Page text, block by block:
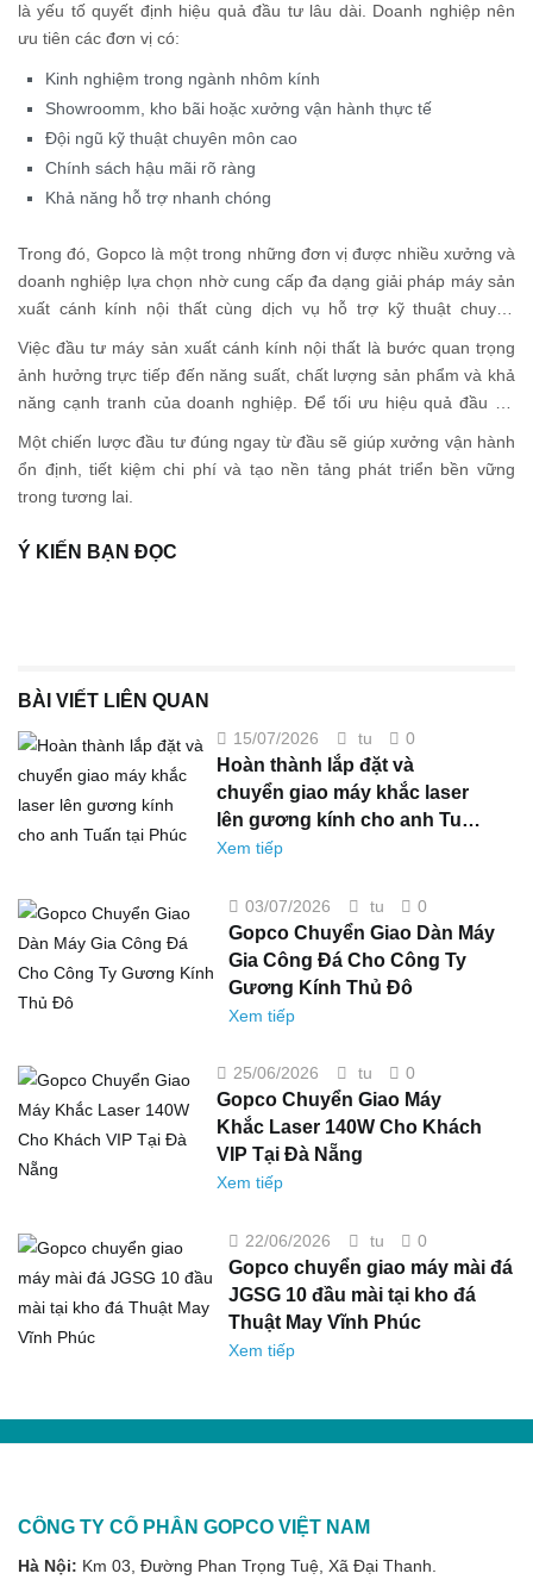
là yếu tố quyết định hiệu quả đầu tư lâu dài. Doanh nghiệp nên
ưu tiên các đơn vị có:
Kinh nghiệm trong ngành nhôm kính
Showroomm, kho bãi hoặc xưởng vận hành thực tế
Đội ngũ kỹ thuật chuyên môn cao
Chính sách hậu mãi rõ ràng
Khả năng hỗ trợ nhanh chóng
Trong đó, Gopco là một trong những đơn vị được nhiều xưởng và
doanh nghiệp lựa chọn nhờ cung cấp đa dạng giải pháp máy sản
xuất cánh kính nội thất cùng dịch vụ hỗ trợ kỹ thuật chuyên
mang đến các giải pháp phù hợp cho cả xưởng quy mô nhỏ lẫn
dây chuyền sản xuất hiện đại.
Việc đầu tư máy sản xuất cánh kính nội thất là bước quan trọng
ảnh hưởng trực tiếp đến năng suất, chất lượng sản phẩm và khả
năng cạnh tranh của doanh nghiệp. Để tối ưu hiệu quả đầu tư,
phù hợp và ưu tiên các nhà cung cấp uy tín có chính sách hỗ trợ
Một chiến lược đầu tư đúng ngay từ đầu sẽ giúp xưởng vận hành
ổn định, tiết kiệm chi phí và tạo nền tảng phát triển bền vững
trong tương lai.
Ý KIẾN BẠN ĐỌC
BÀI VIẾT LIÊN QUAN
15/07/2026 tu 0on
thành
đặt
và
chuyển
gương
kính
cho
anh
Tuấn
Hoàn thành lắp đặt và
chuyển giao máy khắc laser
lên gương kính cho anh Tuấn
tại Phúc Thọ, Hà Nội
Xem tiếp
03/07/2026 tu 0on
Chuyển
Dàn
Máy
Kính
Thủ
Đô
Gopco Chuyển Giao Dàn Máy
Gia Công Đá Cho Công Ty
Gương Kính Thủ Đô
Xem tiếp
25/06/2026 tu 0on
Gopco
Chuyển
Giao
Máy
Đà
Nẵng
Gopco Chuyển Giao Máy
Khắc Laser 140W Cho Khách
VIP Tại Đà Nẵng
Xem tiếp
22/06/2026 tu 0on
chuyển
giao
máy
đá
Thuật
Gopco chuyển giao máy mài đá
JGSG 10 đầu mài tại kho đá
Thuật May Vĩnh Phúc
Xem tiếp
CÔNG TY CỔ PHẦN GOPCO VIỆT NAM
Hà Nội: Km 03, Đường Phan Trọng Tuệ, Xã Đại Thanh.